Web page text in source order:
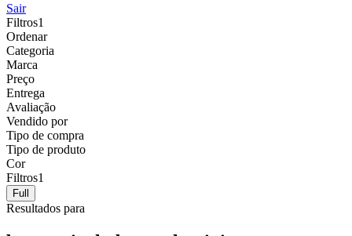
Sair
Filtros1
Ordenar
Categoria
Marca
Preço
Entrega
Avaliação
Vendido por
Tipo de compra
Tipo de produto
Cor
Filtros1
Full
Resultados para